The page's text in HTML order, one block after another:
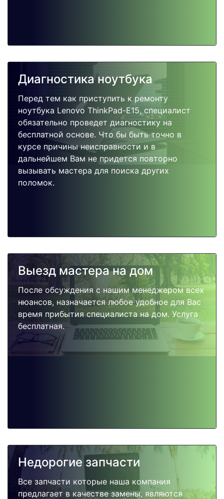
Диагностика ноутбука
Перед тем как приступить к ремонту
ноутбука Lenovo ThinkPad-E15, специалист
обязательно проведет диагностику на
бесплатной основе. Что бы быть точно в
курсе причины неисправности и в
дальнейшем Вам не придется повторно
вызывать мастера для поиска других
поломок.
Выезд мастера на дом
После обсуждения с нашим менеджером всех
нюансов, назначается любое удобное для Вас
время прибытия специалиста на дом. Услуга
бесплатная.
Недорогие запчасти
Все запчасти которые наша компания
предлагает в качестве замены, являются